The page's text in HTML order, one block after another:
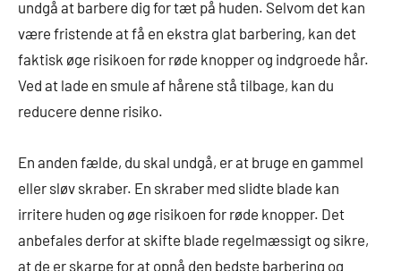
undgå at barbere dig for tæt på huden. Selvom det kan
være fristende at få en ekstra glat barbering, kan det
faktisk øge risikoen for røde knopper og indgroede hår.
Ved at lade en smule af hårene stå tilbage, kan du
reducere denne risiko.
En anden fælde, du skal undgå, er at bruge en gammel
eller sløv skraber. En skraber med slidte blade kan
irritere huden og øge risikoen for røde knopper. Det
anbefales derfor at skifte blade regelmæssigt og sikre,
at de er skarpe for at opnå den bedste barbering og